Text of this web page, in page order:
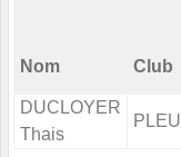
Nom Club
DUCLOYER
Thais